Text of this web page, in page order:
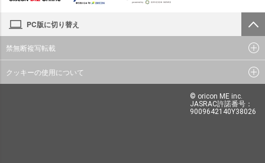
PC版に切り替え
禁無断複写転載
クッキーの使用について
© oricon ME inc.
JASRAC許諾番号：
9009642140Y38026